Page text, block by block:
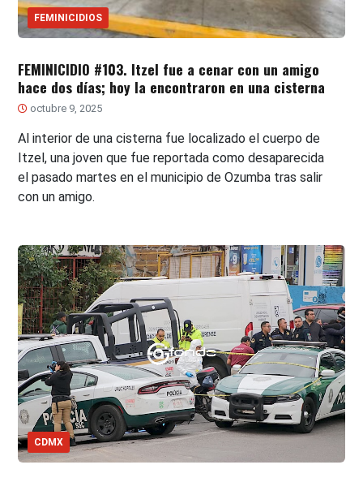
FEMINICIDIOS
FEMINICIDIO #103. Itzel fue a cenar con un amigo
hace dos días; hoy la encontraron en una cisterna
octubre 9, 2025
Al interior de una cisterna fue localizado el cuerpo de
Itzel, una joven que fue reportada como desaparecida
el pasado martes en el municipio de Ozumba tras salir
con un amigo.
CDMX